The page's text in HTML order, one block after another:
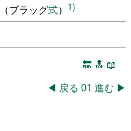
（ブラッグ式） 1)
🔚 🔝 📖
◀ 戻る 01 進む ▶